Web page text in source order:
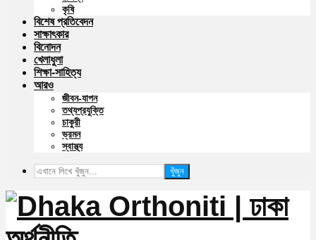
কৃষি
বিশেষ প্রতিবেদন
সাক্ষাৎকার
বিনোদন
খেলাধুলা
শিক্ষা-সাহিত্য
আরও
জীবন-যাপন
তথ্যপ্রযুক্তি
চাকুরী
ভ্রমন
স্বাস্থ্য
খুঁজুন